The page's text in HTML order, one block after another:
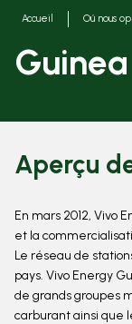
Fils
Accueil Oú nous
Guinea
Aperçu
En mars 2012, Vivo
et la
Le réseau de
pays. Vivo Energy
de grands groupes
carburant ainsi que